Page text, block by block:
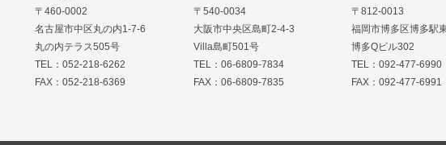
〒460-0002
名古屋市中区丸の内1-7-6
丸の内テラス505号
TEL：052-218-6262
FAX：052-218-6369
〒540-0034
大阪市中央区島町2-4-3
Villa島町501号
TEL：06-6809-7834
FAX：06-6809-7835
〒812-0013
福岡市博多区博多駅
博多Qビル302
TEL：092-477-6990
FAX：092-477-6991